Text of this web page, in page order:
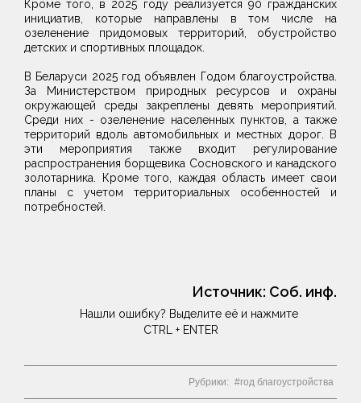
Кроме того, в 2025 году реализуется 90 гражданских
инициатив, которые направлены в том числе на
озеленение придомовых территорий, обустройство
детских и спортивных площадок.
В Беларуси 2025 год объявлен Годом благоустройства.
За Министерством природных ресурсов и охраны
окружающей среды закреплены девять мероприятий.
Среди них - озеленение населенных пунктов, а также
территорий вдоль автомобильных и местных дорог. В
эти мероприятия также входит регулирование
распространения борщевика Сосновского и канадского
золотарника. Кроме того, каждая область имеет свои
планы с учетом территориальных особенностей и
потребностей.
Источник: Соб. инф.
Нашли ошибку? Выделите её и нажмите
CTRL + ENTER
Рубрики: год благоустройства